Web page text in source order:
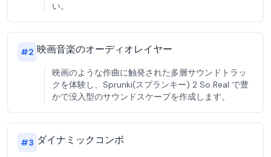
い。
#2 映画音楽のオーディオレイヤー
映画のような作曲に触発された多層サウンドトラッ
クを体験し、Sprunki(スプランキー) 2 So Real で豊
かで没入型のサウンドスケープを作成します。
#3 ダイナミックコンボ